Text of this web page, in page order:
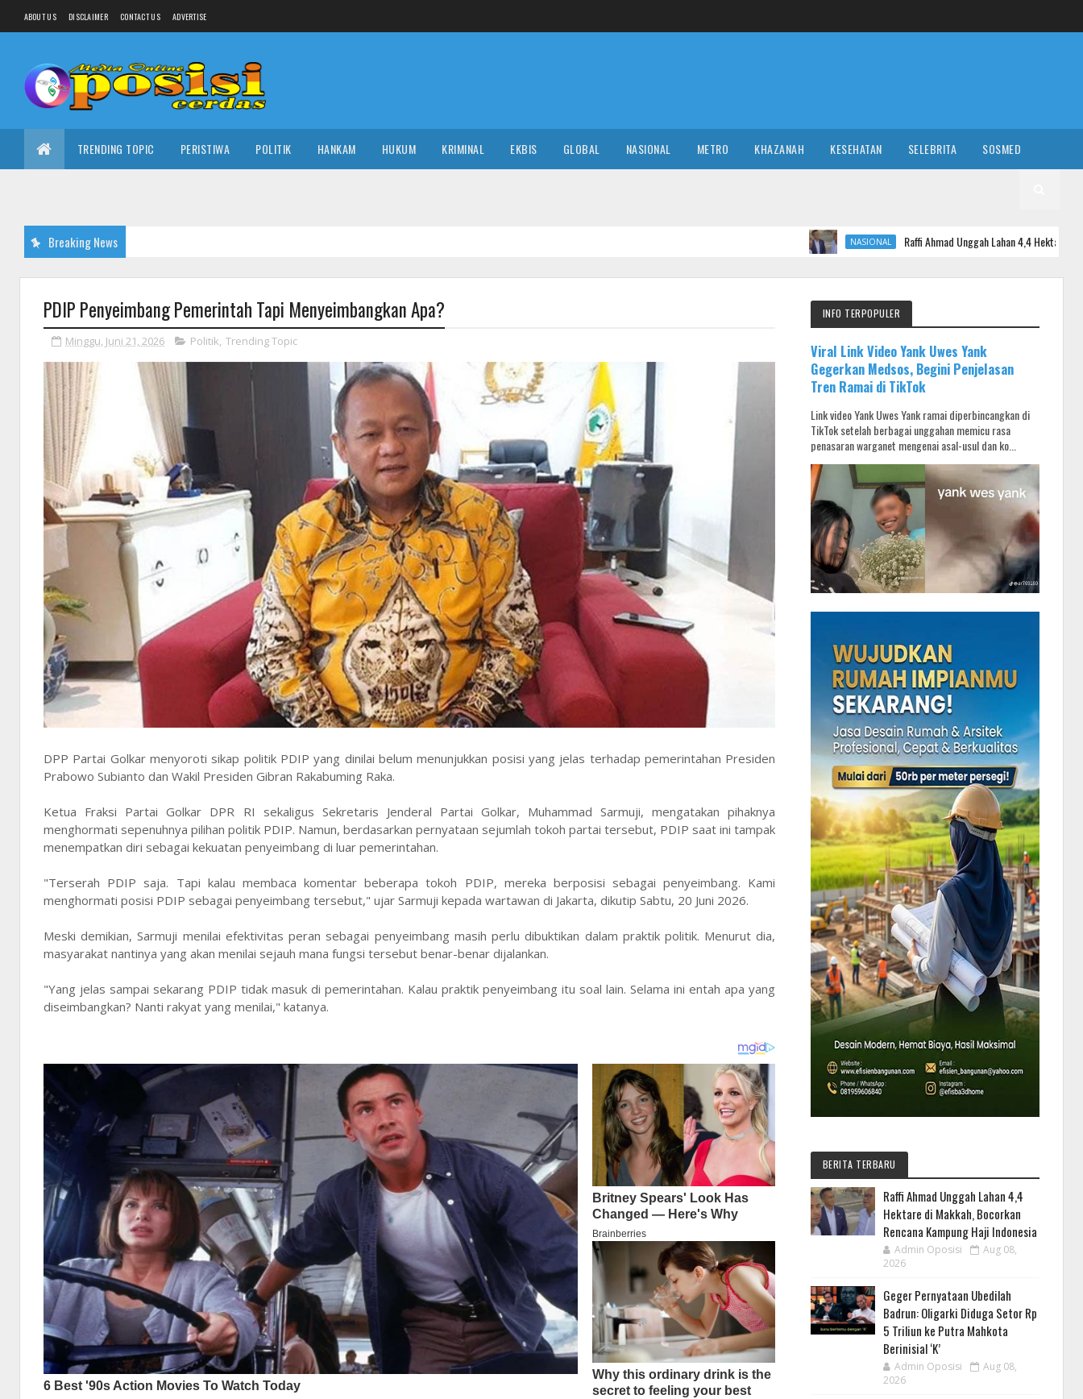
ABOUT US DISCLAIMER CONTACT US ADVERTISE
TRENDING TOPIC PERISTIWA POLITIK HANKAM HUKUM KRIMINAL EKBIS GLOBAL NASIONAL METRO KHAZANAH KESEHATAN SELEBRITA SOSMED
Breaking News NASIONAL Raffi Ahmad Unggah Lahan 4,4 Hektare di Makkah,
PDIP Penyeimbang Pemerintah Tapi Menyeimbangkan Apa?
Minggu, Juni 21, 2026 Politik, Trending Topic
DPP Partai Golkar menyoroti sikap politik PDIP yang dinilai belum menunjukkan posisi yang jelas terhadap pemerintahan Presiden
Prabowo Subianto dan Wakil Presiden Gibran Rakabuming Raka.
Ketua Fraksi Partai Golkar DPR RI sekaligus Sekretaris Jenderal Partai Golkar, Muhammad Sarmuji, mengatakan pihaknya
menghormati sepenuhnya pilihan politik PDIP. Namun, berdasarkan pernyataan sejumlah tokoh partai tersebut, PDIP saat ini tampak
menempatkan diri sebagai kekuatan penyeimbang di luar pemerintahan.
"Terserah PDIP saja. Tapi kalau membaca komentar beberapa tokoh PDIP, mereka berposisi sebagai penyeimbang. Kami
menghormati posisi PDIP sebagai penyeimbang tersebut," ujar Sarmuji kepada wartawan di Jakarta, dikutip Sabtu, 20 Juni 2026.
Meski demikian, Sarmuji menilai efektivitas peran sebagai penyeimbang masih perlu dibuktikan dalam praktik politik. Menurut dia,
masyarakat nantinya yang akan menilai sejauh mana fungsi tersebut benar-benar dijalankan.
"Yang jelas sampai sekarang PDIP tidak masuk di pemerintahan. Kalau praktik penyeimbang itu soal lain. Selama ini entah apa yang
diseimbangkan? Nanti rakyat yang menilai," katanya.
INFO TERPOPULER
Viral Link Video Yank Uwes Yank
Gegerkan Medsos, Begini Penjelasan
Tren Ramai di TikTok
Link video Yank Uwes Yank ramai diperbincangkan di
TikTok setelah berbagai unggahan memicu rasa
penasaran warganet mengenai asal-usul dan ko...
BERITA TERBARU
Raffi Ahmad Unggah Lahan 4,4
Hektare di Makkah, Bocorkan
Rencana Kampung Haji Indonesia
Admin Oposisi
Aug 08,
2026
Geger Pernyataan Ubedilah
Badrun: Oligarki Diduga Setor Rp
5 Triliun ke Putra Mahkota
Berinisial ‘K’
Admin Oposisi
Aug 08,
2026